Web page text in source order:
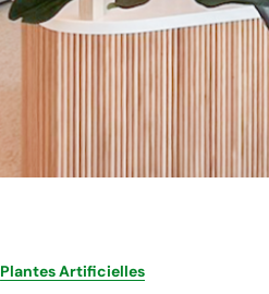
Plantes Artificielles